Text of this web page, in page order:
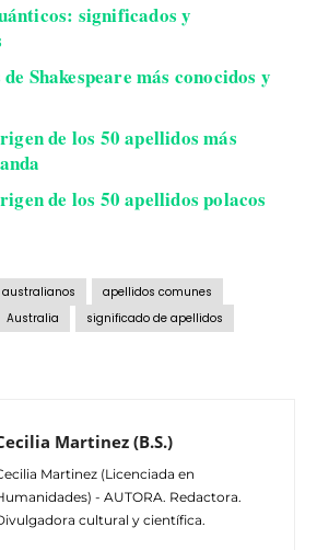
significados y
Shakespeare más conocidos y
de los 50 apellidos más
de los 50 apellidos polacos
apellidos comunes
Australia significado de apellidos
Martinez (B.S.)
Martinez (Licenciada en
- AUTORA. Redactora.
cultural y científica.